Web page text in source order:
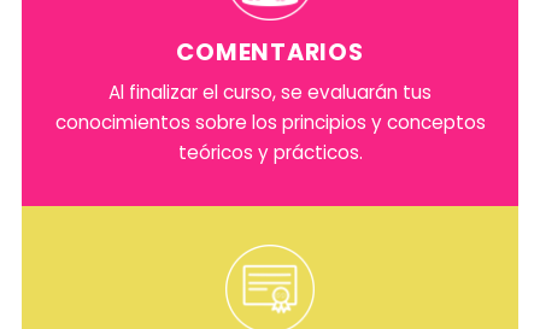
COMENTARIOS
Al finalizar el curso, se evaluarán tus
conocimientos sobre los principios y conceptos
teóricos y prácticos.